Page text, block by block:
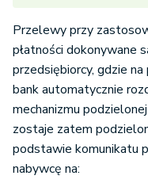
Przelewy przy
płatności dokonywane
przedsiębiorcy, gdzie
bank automatycznie
mechanizmu
zostaje zatem
podstawie komunikatu
nabywcę na: